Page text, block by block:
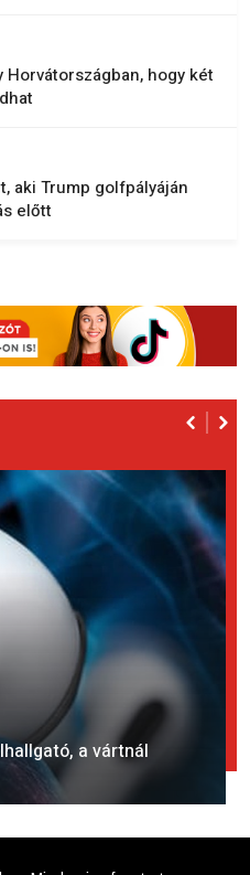
hogy két
aki Trump golfpályáján
előtt
a vártnál